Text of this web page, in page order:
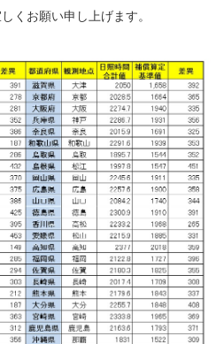
くお願い申し上げます。